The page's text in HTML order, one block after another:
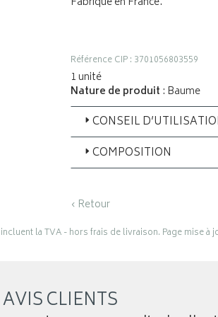
Référence CIP : 3701056803559
1 unité
Nature de produit : Baume
CONSEIL
COMPOSITION
‹ Retour
la TVA - hors frais de livraison. Page mise à
AVIS CLIENTS